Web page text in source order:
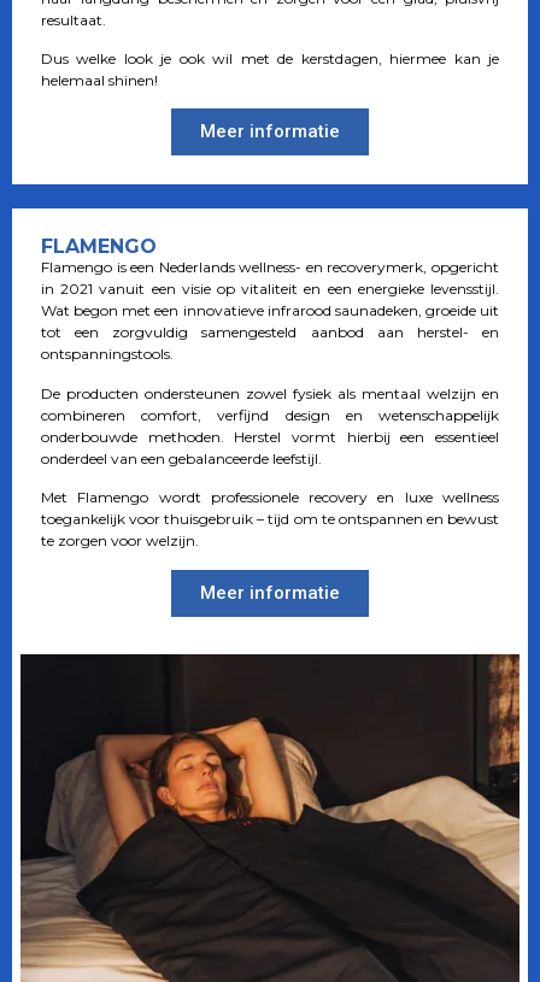
resultaat.
Dus welke look je ook wil met de kerstdagen, hiermee kan je
helemaal shinen!
Meer informatie
FLAMENGO
Flamengo is een Nederlands wellness- en recoverymerk, opgericht
in 2021 vanuit een visie op vitaliteit en een energieke levensstijl.
Wat begon met een innovatieve infrarood saunadeken, groeide uit
tot een zorgvuldig samengesteld aanbod aan herstel- en
ontspanningstools.
De producten ondersteunen zowel fysiek als mentaal welzijn en
combineren comfort, verfijnd design en wetenschappelijk
onderbouwde methoden. Herstel vormt hierbij een essentieel
onderdeel van een gebalanceerde leefstijl.
Met Flamengo wordt professionele recovery en luxe wellness
toegankelijk voor thuisgebruik – tijd om te ontspannen en bewust
te zorgen voor welzijn.
Meer informatie